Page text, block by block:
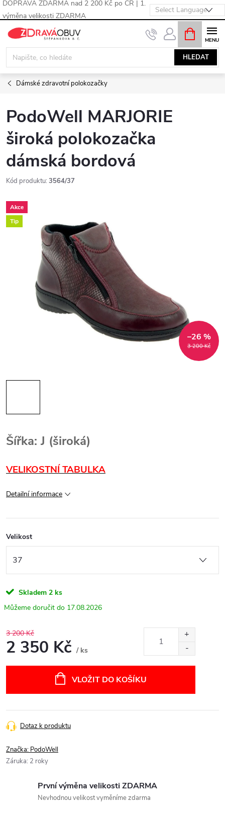
DOPRAVA ZDARMA nad 2 200 Kč po ČR | 1.
výměna velikosti ZDARMA
Přejít
obsah
HLEDAT
NÁKUPNÍ
KOŠÍK
Dámské zdravotní polokozačky
PodoWell MARJORIE
široká polokozačka
dámská bordová
Kód produktu: 3564/37
Akce
Tip
3 200 Kč
–26 %
Šířka: J (široká)
VELIKOSTNÍ TABULKA
Detailní informace
Velikost
Skladem 2 ks
17.08.2026
3 200 Kč
2 350 Kč / ks
VLOŽIT DO KOŠÍKU
Dotaz k produktu
Značka: PodoWell
Záruka: 2 roky
První výměna velikosti ZDARMA
Nevhodnou velikost vyměníme zdarma